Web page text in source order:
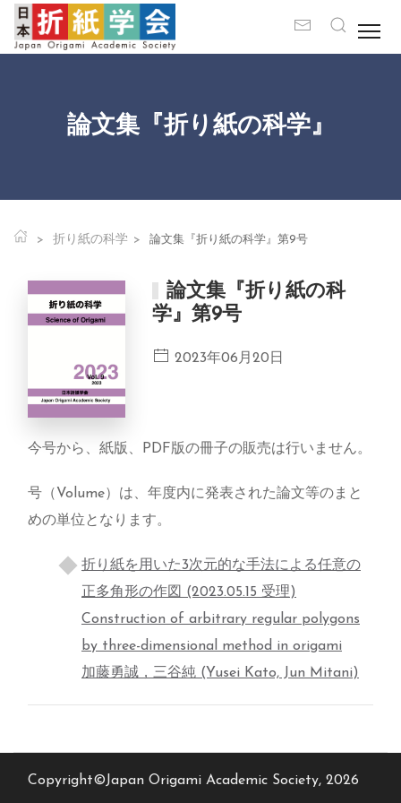
論文集『折り紙の科学』
折り紙の科学 論文集『折り紙の科学』第9号
論文集『折り紙の科
学』第9号
2023年06月20日
今号から、紙版、PDF版の冊子の販売は行いません。
号（Volume）は、年度内に発表された論文等のまと
めの単位となります。
折り紙を用いた3次元的な手法による任意の
正多角形の作図 (2023.05.15 受理)
Construction of arbitrary regular polygons
by three-dimensional method in origami
加藤勇誠，三谷純 (Yusei Kato, Jun Mitani)
Copyright©Japan Origami Academic Society, 2026